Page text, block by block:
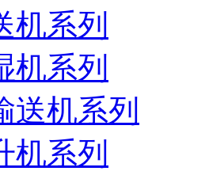
机系列
机系列
送机系列
机系列